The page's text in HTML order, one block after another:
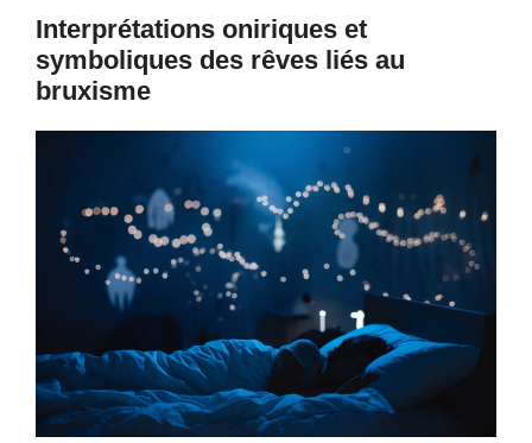
Interprétations oniriques et
symboliques des rêves liés au
bruxisme